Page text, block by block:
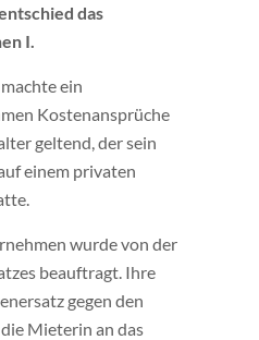
das
I.
ein
Kostenansprüche
geltend, der sein
einem privaten
wurde von der
beauftragt. Ihre
gegen den
Mieterin an das